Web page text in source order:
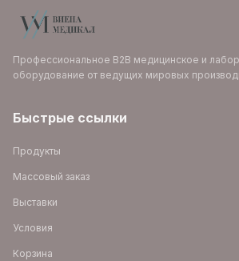
Профессиональное B2B медицинское и
оборудование от ведущих мировых
Быстрые ссылки
Продукты
Массовый заказ
Выставки
Условия
Корзина